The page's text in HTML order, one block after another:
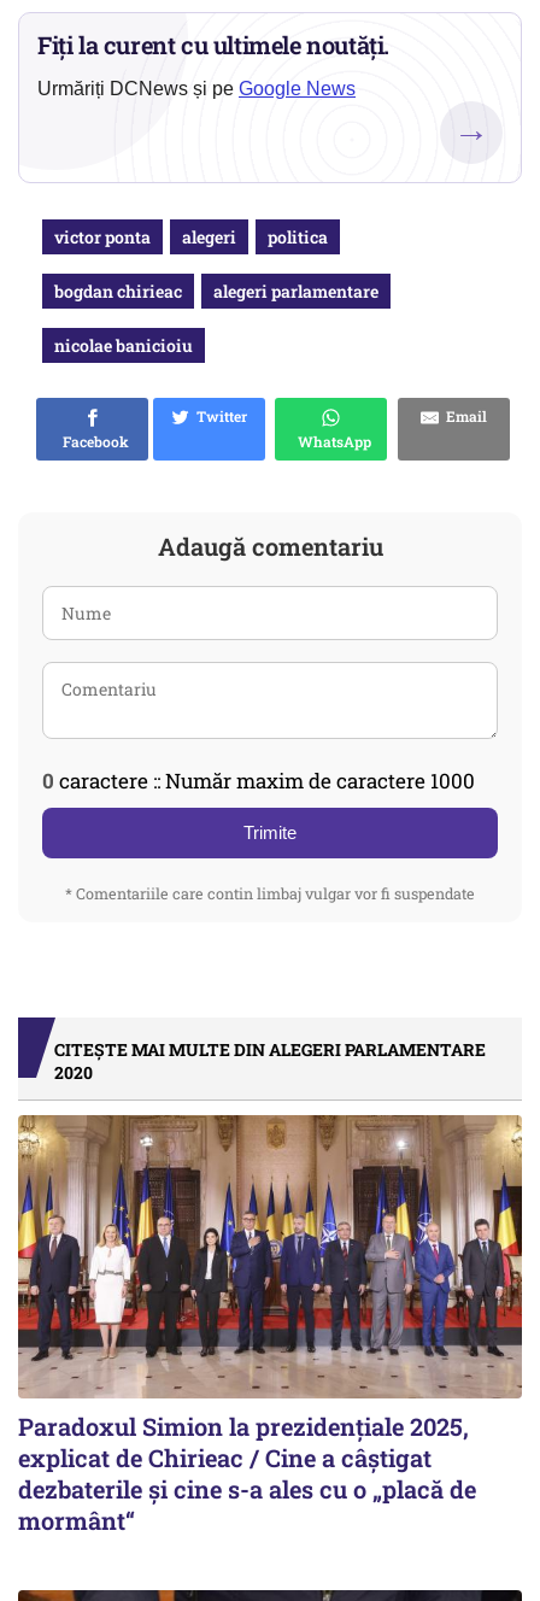
Fiți la curent cu ultimele noutăți.
Urmăriți DCNews și pe Google News
→
victor ponta alegeri politica
bogdan chirieac alegeri parlamentare
nicolae banicioiu
Facebook
Twitter
WhatsApp
Email
Adaugă comentariu
0 caractere :: Număr maxim de caractere 1000
Trimite
* Comentariile care contin limbaj vulgar vor fi suspendate
CITEȘTE MAI MULTE DIN ALEGERI PARLAMENTARE
2020
Paradoxul Simion la prezidențiale 2025,
explicat de Chirieac / Cine a câștigat
dezbaterile și cine s-a ales cu o „placă de
mormânt“